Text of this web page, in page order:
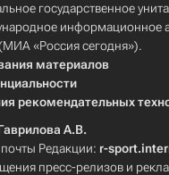
государственное
информационное
«Россия сегодня»).
материалов
рекомендательных
А.В.
Редакции: r-
пресс-релизов и